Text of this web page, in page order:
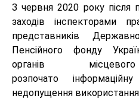
З червня 2020 року після
заходів інспекторами
представників
Пенсійного фонду
органів
розпочато
недопущення використання